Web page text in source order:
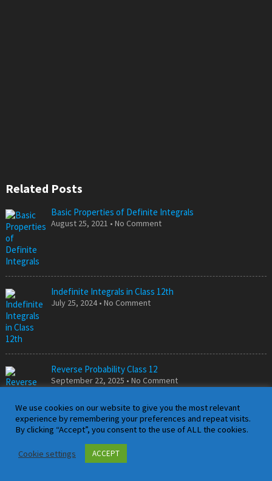
Related Posts
Basic Properties of Definite Integrals
August 25, 2021 • No Comment
Indefinite Integrals in Class 12th
July 25, 2024 • No Comment
Reverse Probability Class 12
September 22, 2025 • No Comment
Maxima and Minima in Class 12
January 6, 2023 • No Comment
We use cookies on our website to give you the most relevant
experience by remembering your preferences and repeat visits.
By clicking “Accept”, you consent to the use of ALL the cookies.
Cookie settings ACCEPT